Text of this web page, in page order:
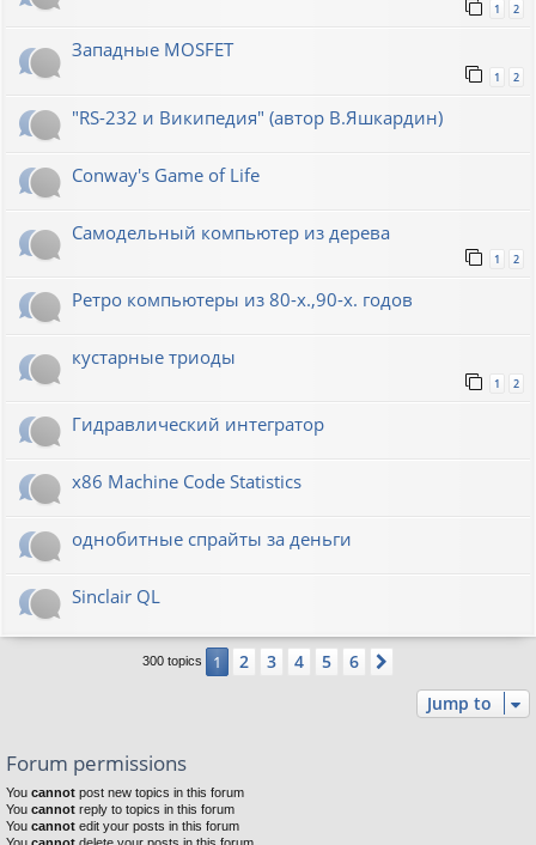
1 2
Западные MOSFET
1 2
"RS-232 и Википедия" (автор В.Яшкардин)
Conway's Game of Life
Самодельный компьютер из дерева
1 2
Ретро компьютеры из 80-х.,90-х. годов
кустарные триоды
1 2
Гидравлический интегратор
x86 Machine Code Statistics
однобитные спрайты за деньги
Sinclair QL
300 topics 1 2 3 4 5 6
Jump to
Forum permissions
You cannot post new topics in this forum
You cannot reply to topics in this forum
You cannot edit your posts in this forum